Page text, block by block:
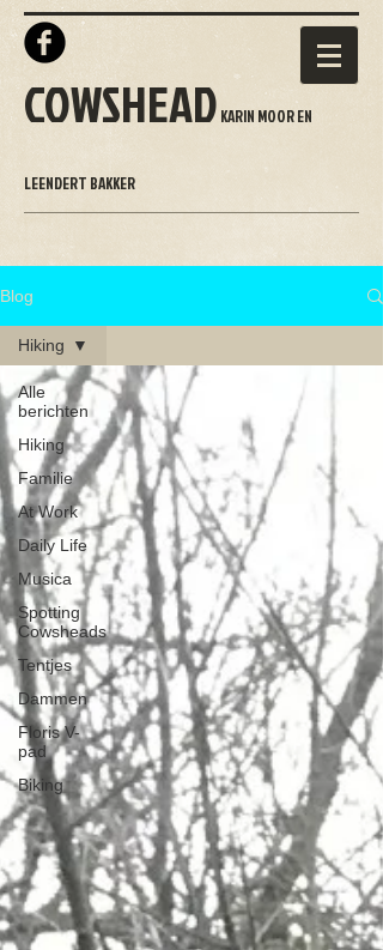
COWSHEAD KARIN MOOR EN
LEENDERT BAKKER
Blog
Alle
berichten
Hiking
Familie
At Work
Daily Life
Musica
Spotting
Cowsheads
Tentjes
Dammen
Floris V-
pad
Biking
Hiking